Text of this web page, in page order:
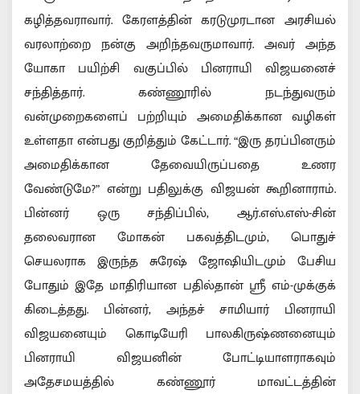
கழித்தவராவார். கேரளத்தின் கரடுமுரடான அரசியல்
வரலாற்றை நன்கு அறிந்தவருமாவார். அவர் அந்த
யோகா பயிற்சி வகுப்பில் பினராயி விஜயனைச்
சந்தித்தார். கண்ணூரில் நடந்துவரும்
வன்முறைகளைப் பற்றியும் அமைதிக்கான வழிகள்
உள்ளதா என்பது குறித்தும் கேட்டார். “இரு தரப்பினரும்
அமைதிக்கான தேவையிருப்பதை உணர
வேண்டுமே?” என்று பதிலுக்கு விஜயன் கூறினாராம்.
பின்னர் ஒரு சந்திப்பில், ஆர்.எஸ்.எஸ்-சின்
தலைவரான மோகன் பகவத்திடமும், பொதுச்
செயலராக இருந்த சுரேஷ் ஜோஷியிடமும் பேசிய
போதும் இதே மாதிரியான பதில்தான் ஸ்ரீ எம்-முக்குக்
கிடைத்தது. பின்னர், அந்தச் சாமியார் பினராயி
விஜயனையும் கொடியேரி பாலகிருஷ்ணனையும்
பினராயி விஜயனின் போட்டியாளராகவும்
அதேசமயத்தில் கண்ணூர் மாவட்டத்தின்